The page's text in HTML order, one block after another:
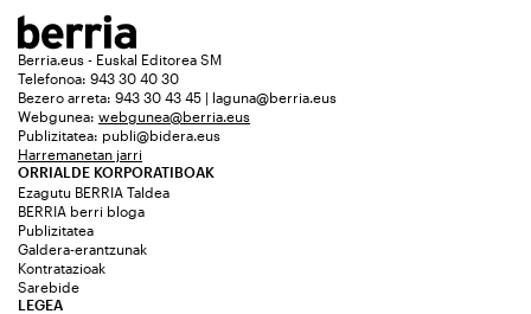
Berria.eus - Euskal Editorea SM
Telefonoa: 943 30 40 30
Bezero arreta: 943 30 43 45 | laguna@berria.eus
Webgunea: webgunea@berria.eus
Publizitatea: publi@bidera.eus
Harremanetan jarri
ORRIALDE KORPORATIBOAK
Ezagutu BERRIA Taldea
BERRIA berri bloga
Publizitatea
Galdera-erantzunak
Kontratazioak
Sarebide
LEGEA